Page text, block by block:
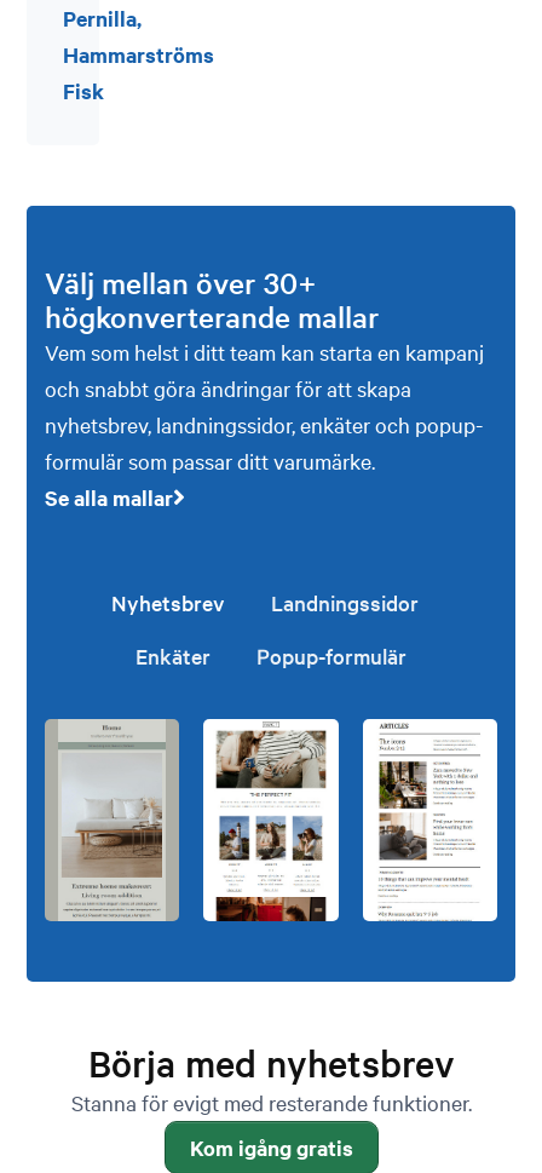
Pernilla,
Hammarströms
Fisk
Nyhetsbrev
Landningssidor
Enkäter
Popup-formulär
Välj mellan över 30+
högkonverterande mallar
Vem som helst i ditt team kan starta en kampanj
och snabbt göra ändringar för att skapa
nyhetsbrev, landningssidor, enkäter och popup-
formulär som passar ditt varumärke.
Se alla mallar
Börja med nyhetsbrev
Stanna för evigt med resterande funktioner.
Kom igång gratis